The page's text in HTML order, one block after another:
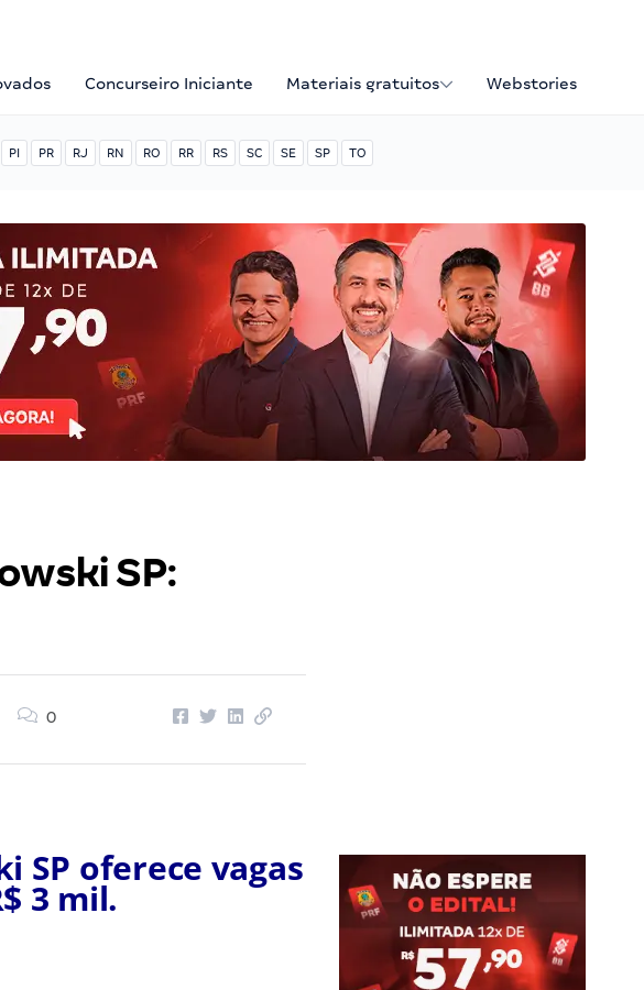
Concurseiro Iniciante Materiais gratuitos Webstories
PI PR RJ RN RO RR RS SC SE SP TO
SP:
0
SP oferece vagas
3 mil.